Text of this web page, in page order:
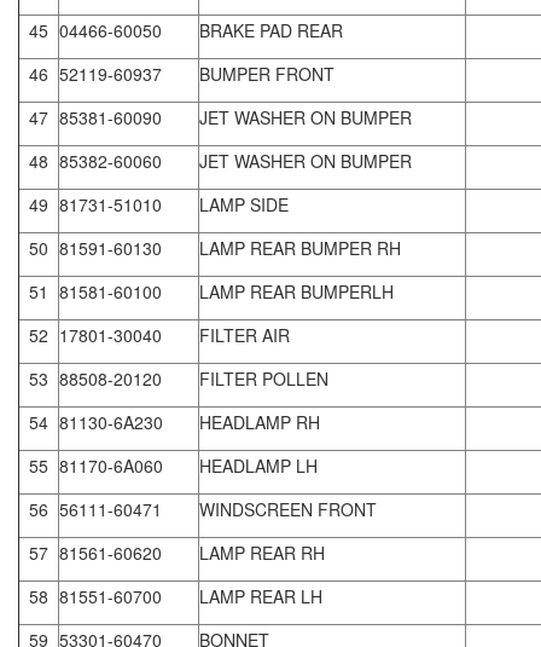
45 04466-60050
BRAKE PAD REAR
46 52119-60937
BUMPER FRONT
47 85381-60090
JET WASHER ON BUMPER
48 85382-60060
JET WASHER ON BUMPER
49 81731-51010
LAMP SIDE
50 81591-60130
LAMP REAR BUMPER RH
51 81581-60100
LAMP REAR BUMPERLH
52 17801-30040
FILTER AIR
53 88508-20120
FILTER POLLEN
54 81130-6A230
HEADLAMP RH
55 81170-6A060
HEADLAMP LH
56 56111-60471
WINDSCREEN FRONT
57 81561-60620
LAMP REAR RH
58 81551-60700
LAMP REAR LH
59 53301-60470
BONNET